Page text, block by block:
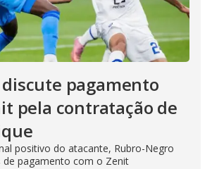
pagamento
pela contratação de
positivo do atacante, Rubro-Negro
de pagamento com o Zenit